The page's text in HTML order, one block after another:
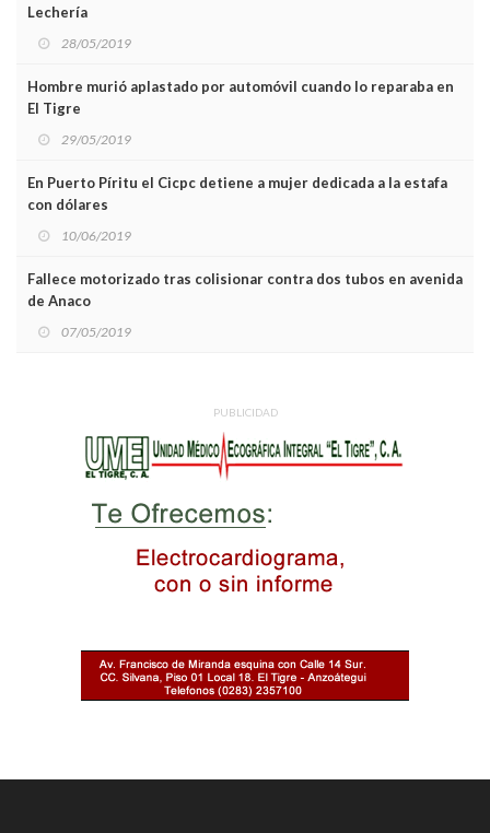
Lechería
28/05/2019
Hombre murió aplastado por automóvil cuando lo reparaba en
El Tigre
29/05/2019
En Puerto Píritu el Cicpc detiene a mujer dedicada a la estafa
con dólares
10/06/2019
Fallece motorizado tras colisionar contra dos tubos en avenida
de Anaco
07/05/2019
PUBLICIDAD